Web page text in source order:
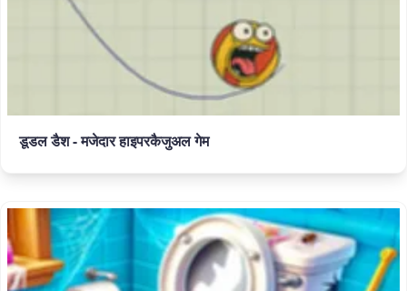
डूडल डैश - मजेदार हाइपरकैजुअल गेम